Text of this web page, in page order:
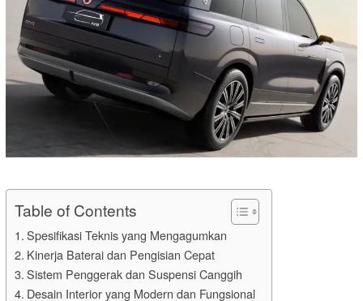
Table of Contents
Spesifikasi Teknis yang Mengagumkan
Kinerja Baterai dan Pengisian Cepat
Sistem Penggerak dan Suspensi Canggih
Desain Interior yang Modern dan Fungsional